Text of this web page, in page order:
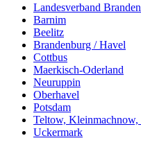
Landesverband
Barnim
Beelitz
Brandenburg / Havel
Cottbus
Maerkisch-Oderland
Neuruppin
Oberhavel
Potsdam
Teltow, Kleinmachnow,
Uckermark